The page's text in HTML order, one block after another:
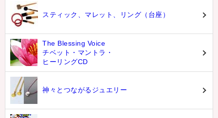
スティック、マレット、リング（台座）
The Blessing Voice
チベット・マントラ・
ヒーリングCD
神々とつながるジュエリー